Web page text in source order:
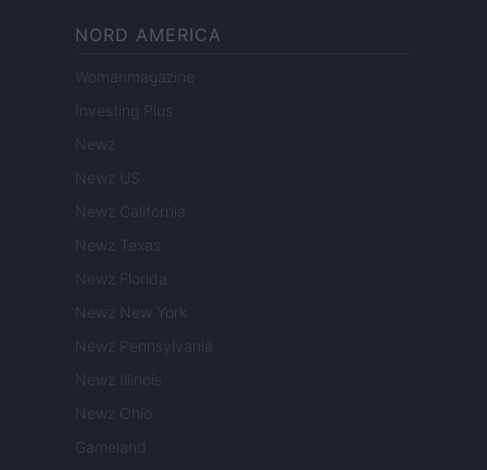
NORD AMERICA
Womanmagazine
Investing Plus
Newz
Newz US
Newz California
Newz Texas
Newz Florida
Newz New York
Newz Pennsylvania
Newz Illinois
Newz Ohio
Gameland